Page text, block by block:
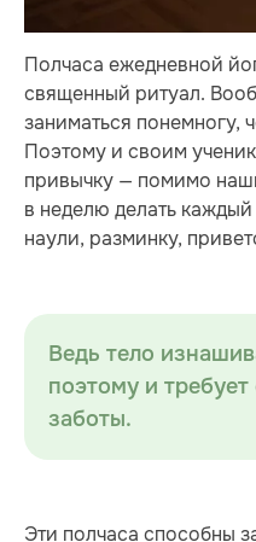
Полчаса ежедневной
священный ритуал.
заниматься понемногу,
Поэтому и своим
привычку — помимо
в неделю делать
наули, разминку,
Ведь тело
поэтому и
заботы.
Эти полчаса способны